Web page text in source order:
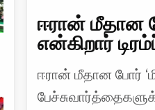
ஈரான் மீதான
என்கிறார்
ஈரான் மீதான போர்